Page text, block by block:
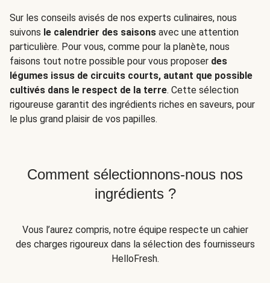
Sur les conseils avisés de nos experts culinaires, nous
suivons le calendrier des saisons avec une attention
particulière. Pour vous, comme pour la planète, nous
faisons tout notre possible pour vous proposer des
légumes issus de circuits courts, autant que possible
cultivés dans le respect de la terre. Cette sélection
rigoureuse garantit des ingrédients riches en saveurs, pour
le plus grand plaisir de vos papilles.
Comment sélectionnons-nous nos
ingrédients ?
Vous l’aurez compris, notre équipe respecte un cahier
des charges rigoureux dans la sélection des fournisseurs
HelloFresh.